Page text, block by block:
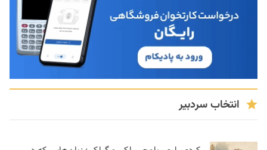
انتخاب سردبیر